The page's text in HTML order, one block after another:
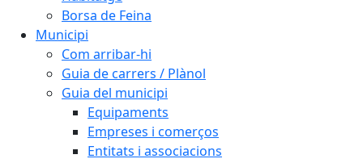
Borsa de Feina
Municipi
Com arribar-hi
Guia de carrers / Plànol
Guia del municipi
Equipaments
Empreses i comerços
Entitats i associacions